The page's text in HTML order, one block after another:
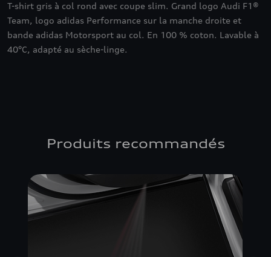
T-shirt gris à col rond avec coupe slim. Grand logo Audi F1®
Team, logo adidas Performance sur la manche droite et
bande adidas Motorsport au col. En 100 % coton. Lavable à
40°C, adapté au sèche-linge.
Produits recommandés